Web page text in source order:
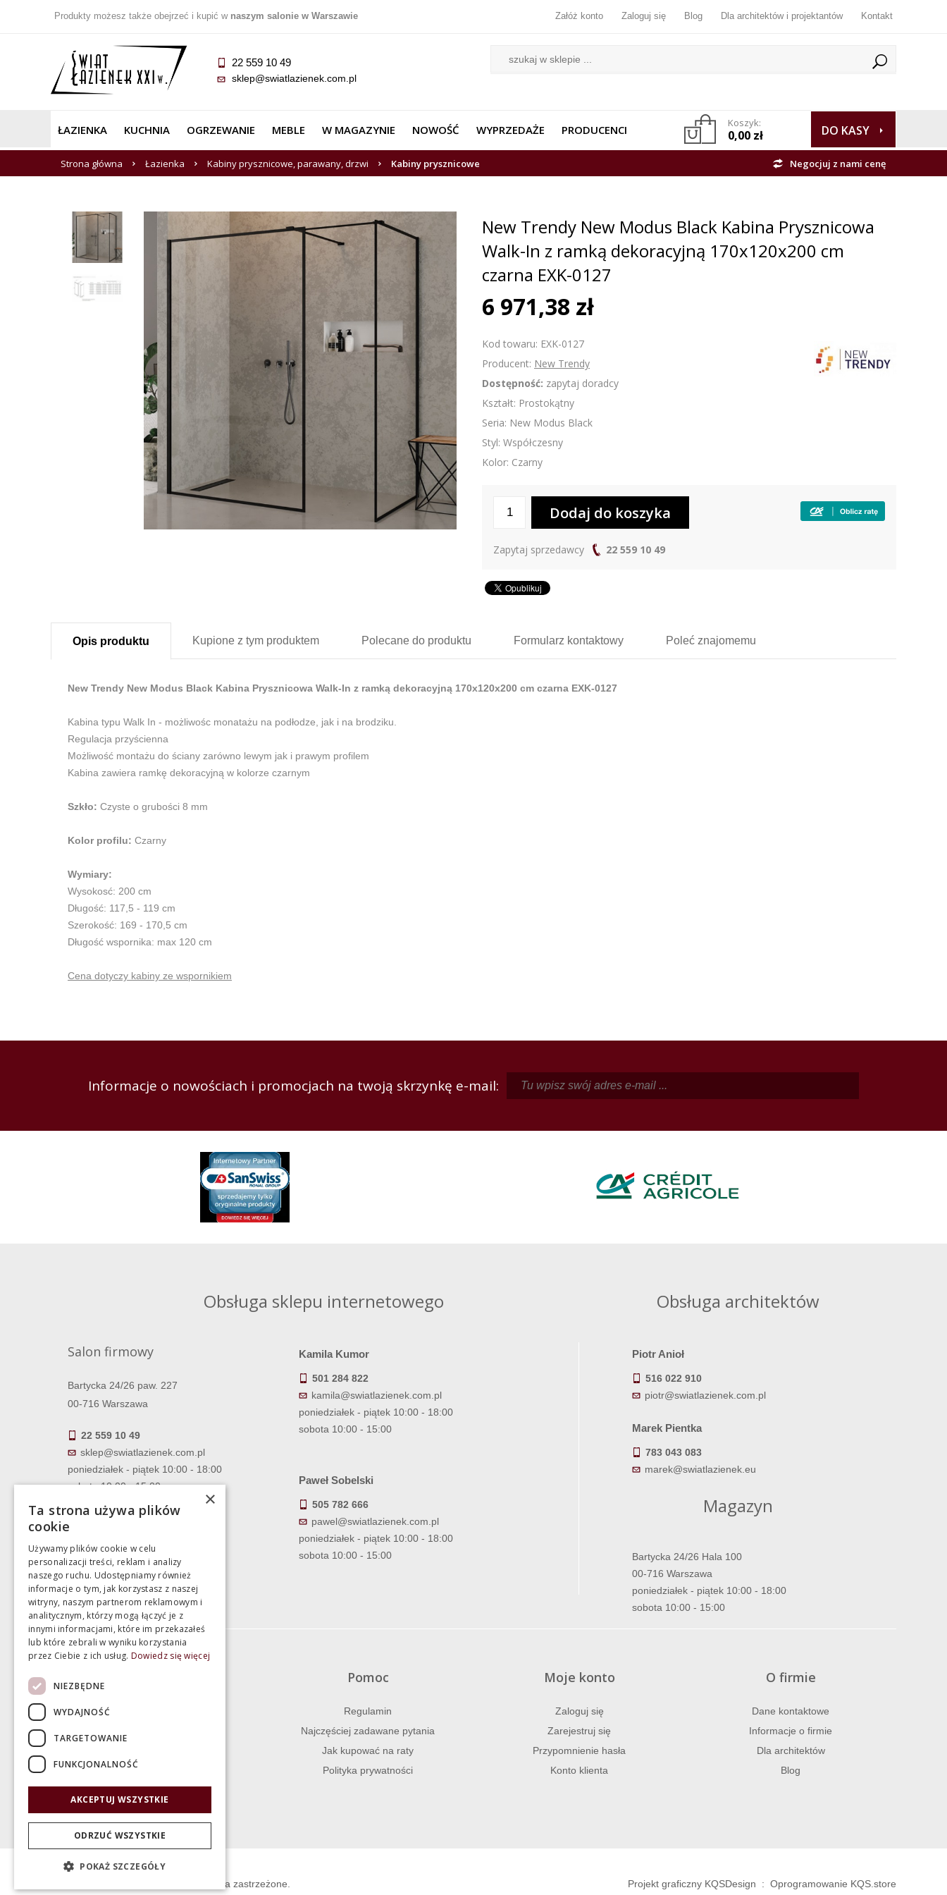
Produkty możesz także obejrzeć i kupić w naszym salonie w Warszawie Załóż konto Zaloguj się Blog Dla architektów i projektantów Kontakt
22 559 10 49
sklep@swiatlazienek.com.pl
ŁAZIENKA KUCHNIA OGRZEWANIE MEBLE W MAGAZYNIE NOWOŚĆ WYPRZEDAŻE PRODUCENCI Koszyk:
0,00 zł DO KASY
Strona główna Łazienka Kabiny prysznicowe, parawany, drzwi Kabiny prysznicowe Negocjuj z nami cenę
New Trendy New Modus Black Kabina Prysznicowa
Walk-In z ramką dekoracyjną 170x120x200 cm
czarna EXK-0127
6 971,38 zł
Kod towaru: EXK-0127
Producent: New Trendy
Dostępność: zapytaj doradcy
Kształt: Prostokątny
Seria: New Modus Black
Styl: Współczesny
Kolor: Czarny
Zapytaj sprzedawcy 22 559 10 49
Opis produktu Kupione z tym produktem Polecane do produktu Formularz kontaktowy Poleć znajomemu
New Trendy New Modus Black Kabina Prysznicowa Walk-In z ramką dekoracyjną 170x120x200 cm czarna EXK-0127
Kabina typu Walk In - możliwośc monatażu na podłodze, jak i na brodziku.
Regulacja przyścienna
Możliwość montażu do ściany zarówno lewym jak i prawym profilem
Kabina zawiera ramkę dekoracyjną w kolorze czarnym
Szkło: Czyste o grubości 8 mm
Kolor profilu: Czarny
Wymiary:
Wysokosć: 200 cm
Długość: 117,5 - 119 cm
Szerokość: 169 - 170,5 cm
Długość wspornika: max 120 cm
Cena dotyczy kabiny ze wspornikiem
Informacje o nowościach i promocjach na twoją skrzynkę e-mail:
Obsługa sklepu internetowego
Salon firmowy
Bartycka 24/26 paw. 227
00-716 Warszawa
22 559 10 49
sklep@swiatlazienek.com.pl
poniedziałek - piątek 10:00 - 18:00
sobota 10:00 - 15:00
Kamila Kumor
501 284 822
kamila@swiatlazienek.com.pl
poniedziałek - piątek 10:00 - 18:00
sobota 10:00 - 15:00
Paweł Sobelski
505 782 666
pawel@swiatlazienek.com.pl
poniedziałek - piątek 10:00 - 18:00
sobota 10:00 - 15:00
Obsługa architektów
Piotr Anioł
516 022 910
piotr@swiatlazienek.com.pl
Marek Pientka
783 043 083
marek@swiatlazienek.eu
Magazyn
Bartycka 24/26 Hala 100
00-716 Warszawa
poniedziałek - piątek 10:00 - 18:00
sobota 10:00 - 15:00
Termin realizacji zamówienia
Gwarancja i serwis
Zwrot towaru
Pomoc
Regulamin
Najczęściej zadawane pytania
Jak kupować na raty
Polityka prywatności
Moje konto
Zaloguj się
Zarejestruj się
Przypomnienie hasła
Konto klienta
O firmie
Dane kontaktowe
Informacje o firmie
Dla architektów
Blog
© Świat Łazienek XXI w. Wszelkie prawa zastrzeżone. Projekt graficzny KQSDesign : Oprogramowanie KQS.store
×
Ta strona używa plików
cookie
Używamy plików cookie w celu
personalizacji treści, reklam i analizy
naszego ruchu. Udostępniamy również
informacje o tym, jak korzystasz z naszej
witryny, naszym partnerom reklamowym i
analitycznym, którzy mogą łączyć je z
innymi informacjami, które im przekazałeś
lub które zebrali w wyniku korzystania
przez Ciebie z ich usług. Dowiedz się więcej
NIEZBĘDNE
WYDAJNOŚĆ
TARGETOWANIE
FUNKCJONALNOŚĆ
AKCEPTUJ WSZYSTKIE
ODRZUĆ WSZYSTKIE
POKAŻ SZCZEGÓŁY